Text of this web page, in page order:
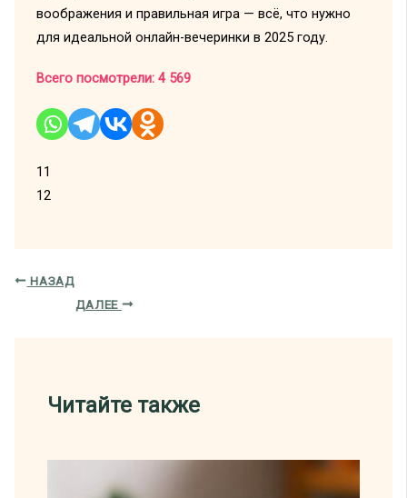
воображения и правильная игра — всё, что нужно
для идеальной онлайн-вечеринки в 2025 году.
Всего посмотрели: 4 569
11
12
НАЗАД
ДАЛЕЕ
Читайте также